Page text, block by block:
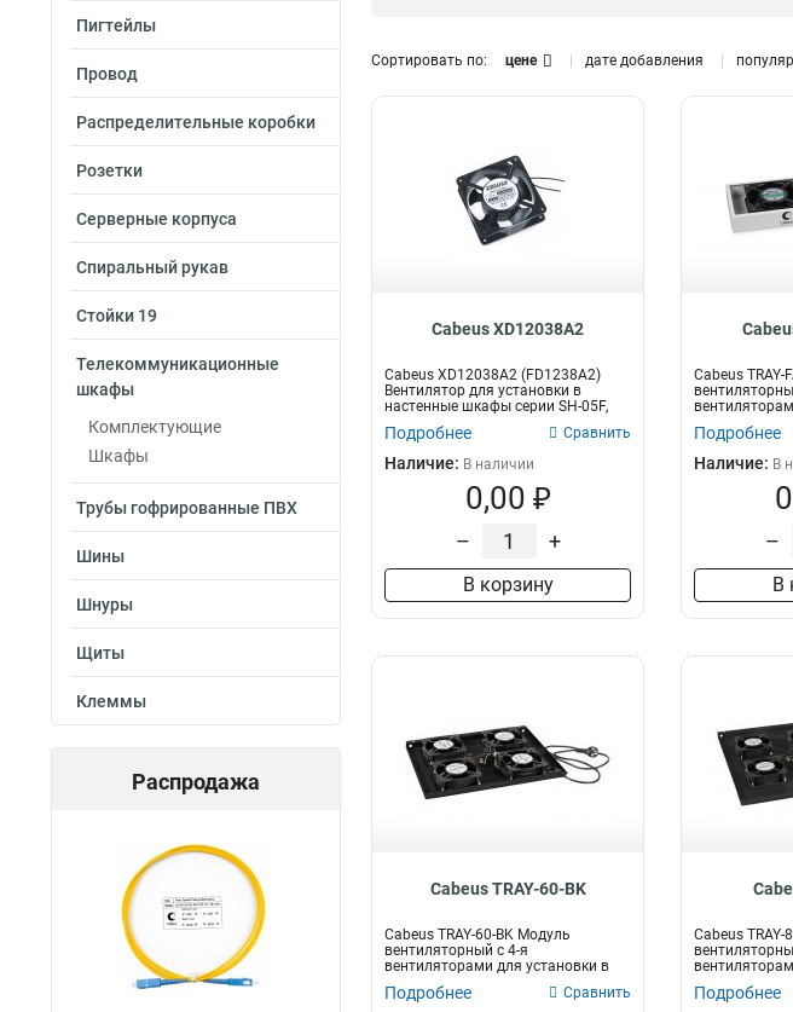
Пигтейлы
Провод
Распределительные коробки
Розетки
Серверные корпуса
Спиральный рукав
Стойки 19
Телекоммуникационные
шкафы
Комплектующие
Шкафы
Трубы гофрированные ПВХ
Шины
Шнуры
Щиты
Клеммы
Распродажа
Сортировать по: цене дате добавления
Cabeus XD12038A2
Cabeus XD12038A2 (FD1238A2)
Вентилятор для установки в
настенные шкафы серии SH-05F,
220В, 120*...
Подробнее Сравнить
Наличие: В наличии
0,00 ₽
– +
В корзину
Cabeus
настенные
Подробнее
Наличие: В
–
В
Cabeus TRAY-60-BK
Cabeus TRAY-60-BK Модуль
вентиляторный с 4-я
вентиляторами для установки в
напольные шкафы сери...
Подробнее Сравнить
Cabeus
напольные
Подробнее